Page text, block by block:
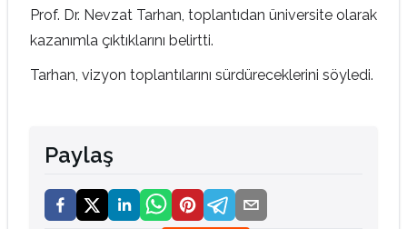
Prof. Dr. Nevzat Tarhan, toplantıdan üniversite olarak
kazanımla çıktıklarını belirtti.
Tarhan, vizyon toplantılarını sürdüreceklerini söyledi.
Paylaş